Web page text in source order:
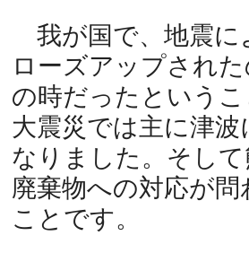
我が国で、地震に
ローズアップされ
の時だったという
大震災では主に津
なりました。そし
廃棄物への対応が
ことです。